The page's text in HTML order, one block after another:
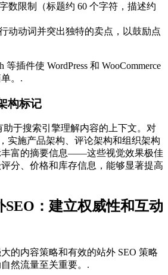
数限制（标题约 60 个字符，描述约
动动词并突出独特的卖点，以鼓励点
等插件使 WordPress 和 WooCommerce
。.
构标记
助于搜索引擎理解内容的上下文。对
实施产品架构、评论架构和组织架构
丰富的摘要信息——这些视觉效果极佳
分、价格和库存信息，能够显著提高
SEO：建立权威性和互动
的内容策略和有效的站外 SEO 策略
然流量至关重要。.